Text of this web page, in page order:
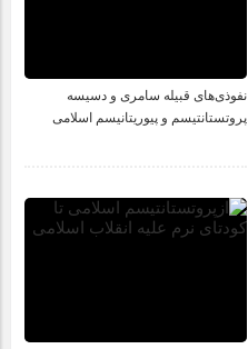
نفوذی‌های قبیله سامری و دسیسه
پروتستانتیسم و پیوریتانیسم اسلامی